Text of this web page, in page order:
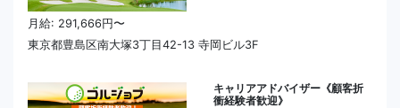
月給: 291,666円〜
東京都豊島区南大塚3丁目42-13 寺岡ビル3F
キャリアアドバイザー《顧客折
衝経験者歓迎》